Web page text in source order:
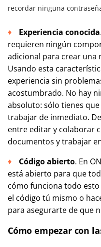
recordar ninguna
Experiencia conocida
requieren ningún
adicional para crear una
Usando esta
experiencia sin
acostumbrado. No hay
absoluto: sólo tienes
trabajar de inmediato.
entre editar y colaborar
documentos y trabajar
Código abierto. En
está abierto para que
cómo funciona todo
el código tú mismo o
para asegurarte de que
Cómo empezar con